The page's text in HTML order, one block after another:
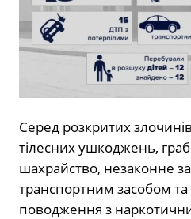
Серед розкритих
тілесних ушкоджень,
шахрайство, незаконне
транспортним засобом
поводження з